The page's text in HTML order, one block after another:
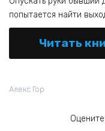
попытается найти
Читать
Алекс Гор